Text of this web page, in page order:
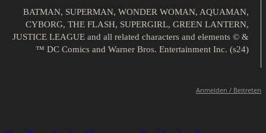
BATMAN, SUPERMAN, WONDER WOMAN, AQUAMAN,
CYBORG, THE FLASH, SUPERGIRL, GREEN LANTERN,
JUSTICE LEAGUE and all related characters and elements © &
™ DC Comics and Warner Bros. Entertainment Inc. (s24)
Anmelden / Beitreten